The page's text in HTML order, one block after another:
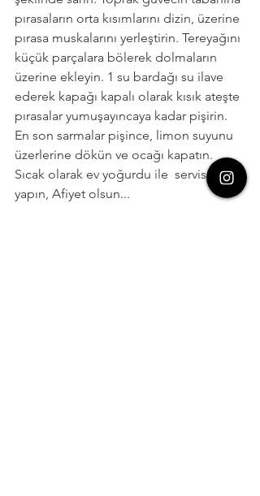
pırasaların orta kısımlarını dizin, üzerine
pırasa muskalarını yerleştirin. Tereyağını
küçük parçalara bölerek dolmaların
üzerine ekleyin. 1 su bardağı su ilave
ederek kapağı kapalı olarak kısık ateşte
pırasalar yumuşayıncaya kadar pişirin.
En son sarmalar pişince, limon suyunu
üzerlerine dökün ve ocağı kapatın.
Sıcak olarak ev yoğurdu ile  servis
yapın, Afiyet olsun...